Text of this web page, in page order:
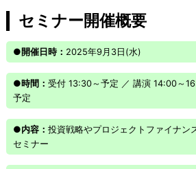
セミナー開催概要
●開催日時： 2025年9月3日(水)
●時間： 受付 13:30～予定 ／ 講演 14:00～
予定
●内容： 投資戦略やプロジェクトファイナン
セミナー